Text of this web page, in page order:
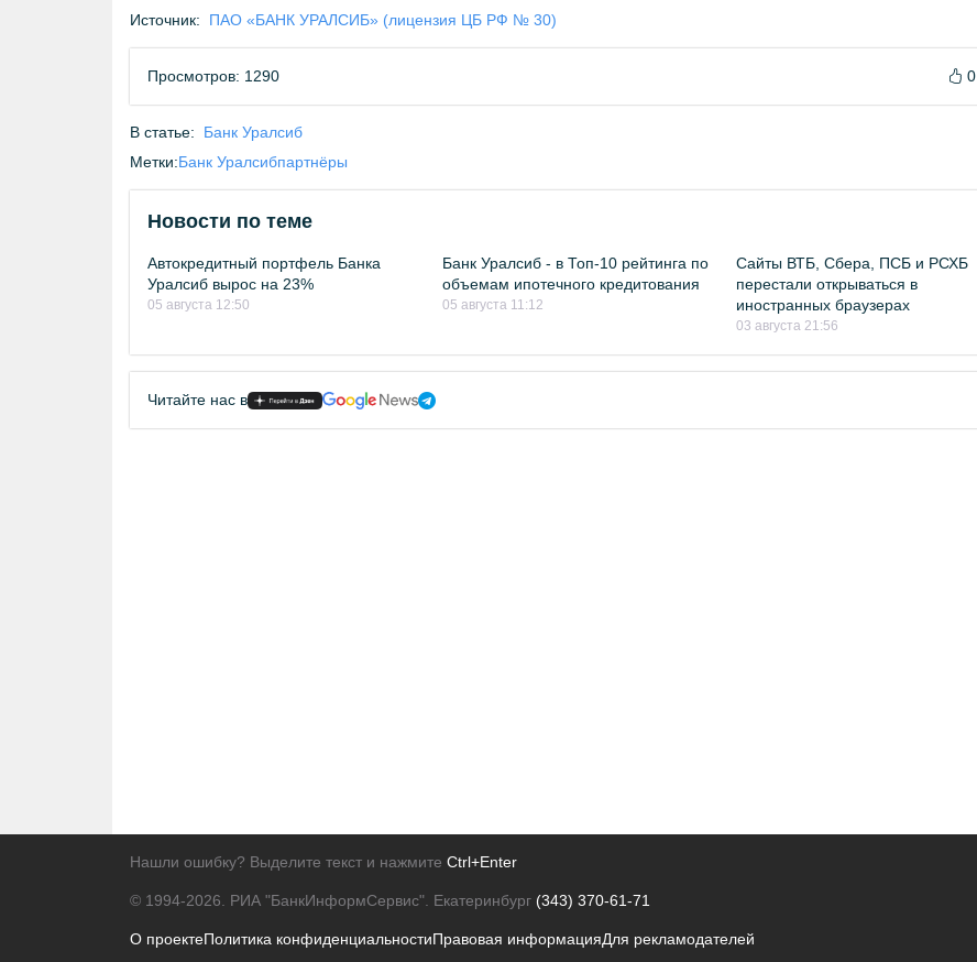
Источник: ПАО «БАНК УРАЛСИБ» (лицензия ЦБ РФ № 30)
Просмотров: 1290 0
В статье:
Банк Уралсиб
Метки:Банк Уралсибпартнёры
Новости по теме
Автокредитный портфель Банка
Уралсиб вырос на 23%
05 августа 12:50
Банк Уралсиб - в Топ-10 рейтинга по
объемам ипотечного кредитования
05 августа 11:12
Сайты ВТБ, Сбера, ПСБ и РСХБ
перестали открываться в
иностранных браузерах
03 августа 21:56
Читайте нас в
Нашли ошибку? Выделите текст и нажмите Ctrl+Enter
© 1994-2026. РИА "БанкИнформСервис". Екатеринбург (343) 370-61-71
О проектеПолитика конфиденциальностиПравовая информацияДля рекламодателей